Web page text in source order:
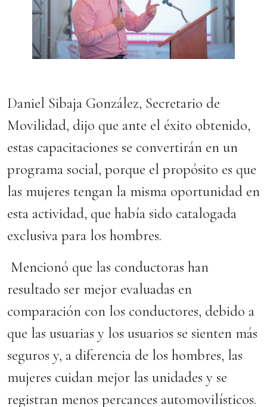
Daniel Sibaja González, Secretario de
Movilidad, dijo que ante el éxito obtenido,
estas capacitaciones se convertirán en un
programa social, porque el propósito es que
las mujeres tengan la misma oportunidad en
esta actividad, que había sido catalogada
exclusiva para los hombres.
Mencionó que las conductoras han
resultado ser mejor evaluadas en
comparación con los conductores, debido a
que las usuarias y los usuarios se sienten más
seguros y, a diferencia de los hombres, las
mujeres cuidan mejor las unidades y se
registran menos percances automovilísticos.